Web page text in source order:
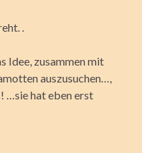
.
Idee, zusammen mit
auszusuchen…,
…sie hat eben erst